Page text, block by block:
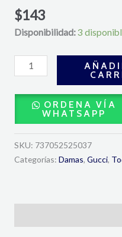
$143
Disponibilidad:3
Eau
de
Parfum
Gucci
cantidad
ORDENA VÍA
WHATSAPP
SKU: 737052525037
Categorías: Damas, Gucci,